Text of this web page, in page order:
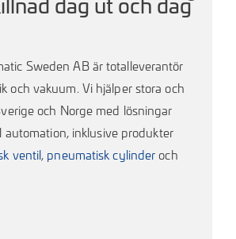
dag ut och dag
Sweden AB är totalleverantör
och vakuum. Vi hjälper stora och
och Norge med lösningar
automation, inklusive produkter
ventil, pneumatisk cylinder och